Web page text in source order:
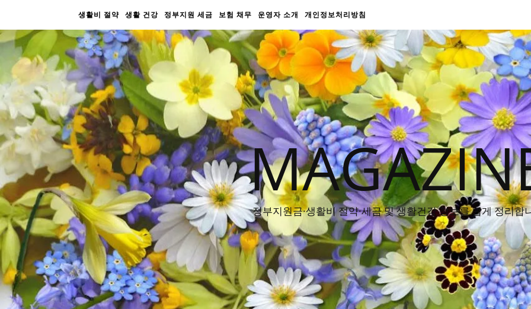
생활비 절약 생활 건강 정부지원 세금 보험 채무 운영자 소개 개인정보처리방침
정부지원금·생활비 절약·세금 및 생활건강 정보를 쉽게 정리합